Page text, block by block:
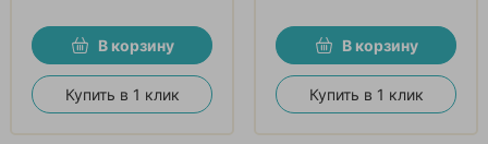
В корзину
Купить в 1 клик
В корзину
Купить в 1 клик